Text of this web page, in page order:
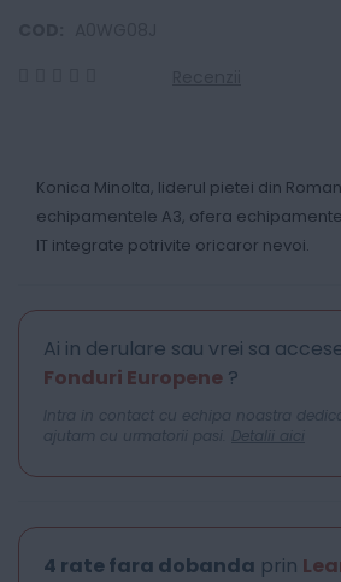
Konica Minolta, liderul pietei din
echipamentele A3, ofera
IT integrate potrivite oricaror nevoi.
Ai in derulare sau vrei sa
Fonduri Europene ?
Intra in contact cu echipa noastra
ajutam cu urmatorii pasi. Detalii aici
4 rate fara dobanda prin